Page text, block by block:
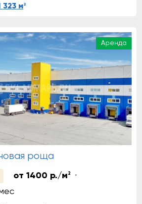
323 м2
Аренда
роща
от 1400 р./м 2